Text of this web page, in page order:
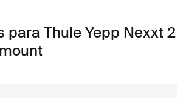
para Thule Yepp Nexxt 2